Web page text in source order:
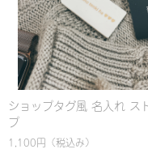
ショップタグ風 名入れ ス
プ
1,100円 （税込み）